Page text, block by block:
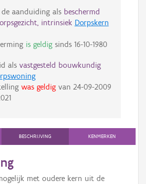
aanduiding als beschermd
intrinsiek Dorpskern
is geldigsinds 16-10-1980
als vastgesteld bouwkundig
was geldigvan 24-09-2009
BESCHRIJVING KENMERKEN
met oudere kern uit de